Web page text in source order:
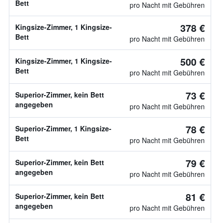
Bett
pro Nacht mit Gebühren
Kingsize-Zimmer, 1 Kingsize-
Bett
378 €
pro Nacht mit Gebühren
Kingsize-Zimmer, 1 Kingsize-
Bett
500 €
pro Nacht mit Gebühren
Superior-Zimmer, kein Bett
angegeben
73 €
pro Nacht mit Gebühren
Superior-Zimmer, 1 Kingsize-
Bett
78 €
pro Nacht mit Gebühren
Superior-Zimmer, kein Bett
angegeben
79 €
pro Nacht mit Gebühren
Superior-Zimmer, kein Bett
angegeben
81 €
pro Nacht mit Gebühren